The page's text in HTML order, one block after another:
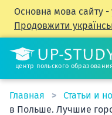
Основна мова сайту -
Продовжити
центр польского образования
Главная Статьи и
в Польше. Лучшие